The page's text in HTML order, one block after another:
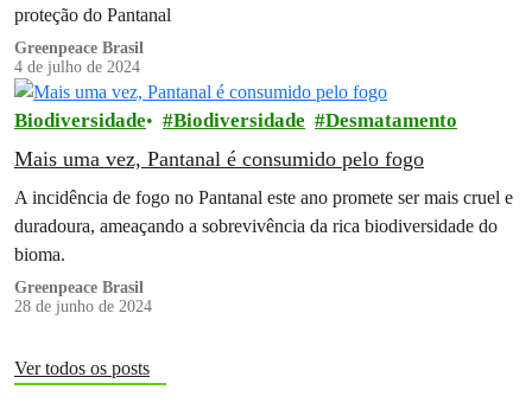
proteção do Pantanal
Greenpeace Brasil
4 de julho de 2024
Biodiversidade Biodiversidade Desmatamento
Mais uma vez, Pantanal é consumido pelo fogo
A incidência de fogo no Pantanal este ano promete ser mais cruel e
duradoura, ameaçando a sobrevivência da rica biodiversidade do
bioma.
Greenpeace Brasil
28 de junho de 2024
Ver todos os posts